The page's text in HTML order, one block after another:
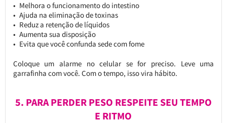
Melhora o funcionamento do intestino
Ajuda na eliminação de toxinas
Reduz a retenção de líquidos
Aumenta sua disposição
Evita que você confunda sede com fome
Coloque um alarme no celular se for preciso. Leve uma
garrafinha com você. Com o tempo, isso vira hábito.
5. PARA PERDER PESO RESPEITE SEU TEMPO
E RITMO